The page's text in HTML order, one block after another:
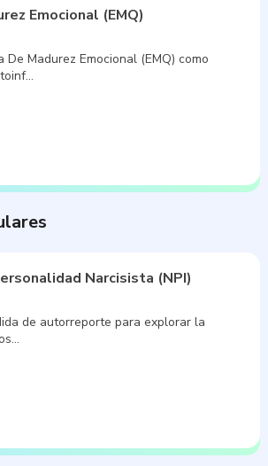
Emocional (EMQ)
De Madurez Emocional (EMQ) como
Narcisista (NPI)
de autorreporte para explorar la